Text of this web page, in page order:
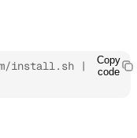
install.sh |
Copy
code